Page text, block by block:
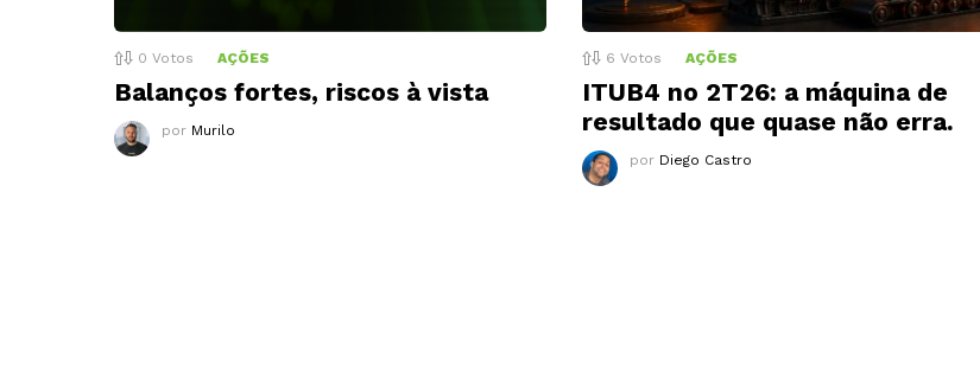
0 Votos AÇÕES
Balanços fortes, riscos à vista
por Murilo
6 Votos AÇÕES
ITUB4 no 2T26: a máquina de
resultado que quase não erra.
por Diego Castro